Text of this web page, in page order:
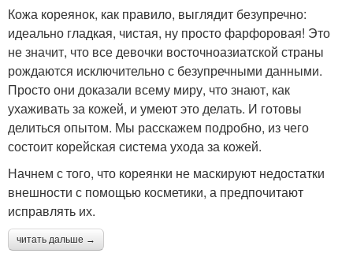
Кожа кореянок, как правило, выглядит безупречно:
идеально гладкая, чистая, ну просто фарфоровая! Это
не значит, что все девочки восточноазиатской страны
рождаются исключительно с безупречными данными.
Просто они доказали всему миру, что знают, как
ухаживать за кожей, и умеют это делать. И готовы
делиться опытом. Мы расскажем подробно, из чего
состоит корейская система ухода за кожей.
Начнем с того, что кореянки не маскируют недостатки
внешности с помощью косметики, а предпочитают
исправлять их.
читать дальше →